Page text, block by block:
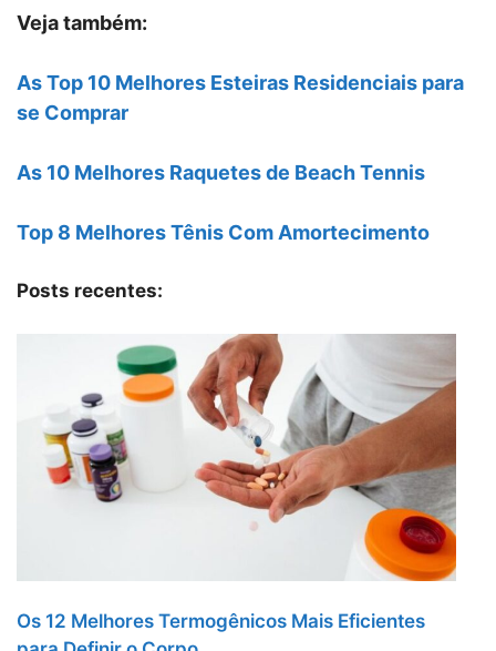
Veja também:
As Top 10 Melhores Esteiras Residenciais para
se Comprar
As 10 Melhores Raquetes de Beach Tennis
Top 8 Melhores Tênis Com Amortecimento
Posts recentes:
Os 12 Melhores Termogênicos Mais Eficientes